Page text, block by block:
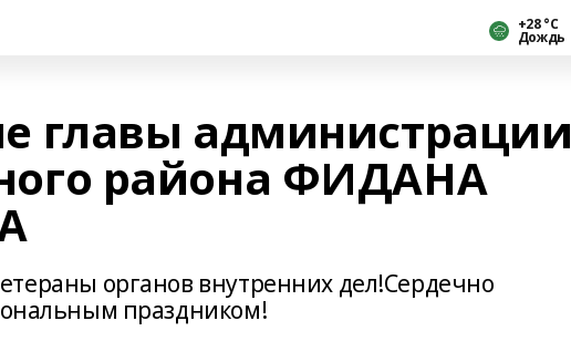
+28 °С
Дождь
главы администрации
района ФИДАНА
органов внутренних дел!Сердечно
праздником!